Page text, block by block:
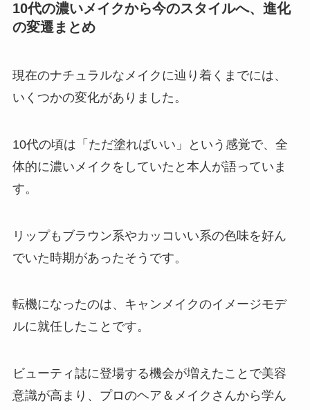
10代の濃いメイクから今のスタイルへ、進化
の変遷まとめ
現在のナチュラルなメイクに辿り着くまでには、
いくつかの変化がありました。
10代の頃は「ただ塗ればいい」という感覚で、全
体的に濃いメイクをしていたと本人が語っていま
す。
リップもブラウン系やカッコいい系の色味を好ん
でいた時期があったそうです。
転機になったのは、キャンメイクのイメージモデ
ルに就任したことです。
ビューティ誌に登場する機会が増えたことで美容
意識が高まり、プロのヘア＆メイクさんから学ん